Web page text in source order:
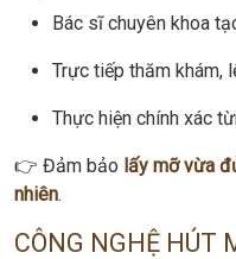
Bác sĩ chuyên khoa
Trực tiếp thăm khám,
Thực hiện chính xác
👉 Đảm bảo lấy mỡ vừa
nhiên.
CÔNG NGHỆ HÚT